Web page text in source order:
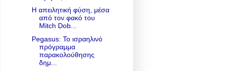
Η απειλητική φύση, μέσα
από τον φακό του
Mitch Dob...
Pegasus: Το ισραηλινό
πρόγραμμα
παρακολούθησης
δημ...